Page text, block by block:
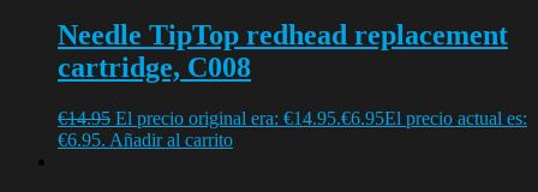
Needle TipTop redhead replacement
cartridge, C008
€14.95 El precio original era: €14.95.€6.95El precio actual es:
€6.95. Añadir al carrito